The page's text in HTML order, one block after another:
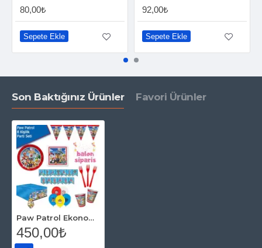
80,00₺
Sepete Ekle
92,00₺
Sepete Ekle
Son Baktığınız Ürünler Favori Ürünler
Paw Patrol Ekonomik Parti Seti (8 Kişilik)
450,00₺